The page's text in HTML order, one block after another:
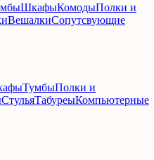
ШкафыКомодыПолки и
ВешалкиСопутсвующие
ТумбыПолки и
СтульяТабуреыКомпьютерные